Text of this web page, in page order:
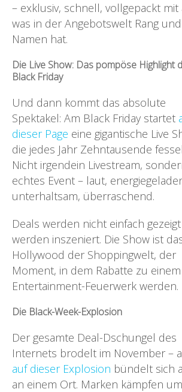
– exklusiv, schnell, vollgepackt mit
was in der Angebotswelt Rang und
Namen hat.
Die Live Show: Das pompöse Highlight
Black Friday
Und dann kommt das absolute
Spektakel: Am Black Friday startet
dieser Page eine gigantische Live
die jedes Jahr Zehntausende
Nicht irgendein Livestream,
echtes Event – laut,
unterhaltsam, überraschend.
Deals werden nicht einfach
werden inszeniert. Die Show ist
Hollywood der Shoppingwelt, der
Moment, in dem Rabatte zu einem
Entertainment-Feuerwerk werden.
Die Black-Week-Explosion
Der gesamte Deal-Dschungel des
Internets brodelt im November –
auf dieser Explosion bündelt sich
an einem Ort. Marken kämpfen